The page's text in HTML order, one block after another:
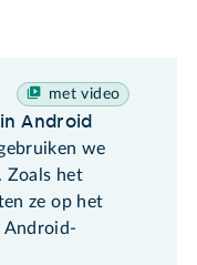
met video
Android
we
Zoals het
ze op het
Android-